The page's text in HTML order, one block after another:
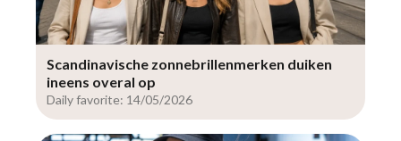
Scandinavische zonnebrillenmerken duiken
ineens overal op
Daily favorite: 14/05/2026